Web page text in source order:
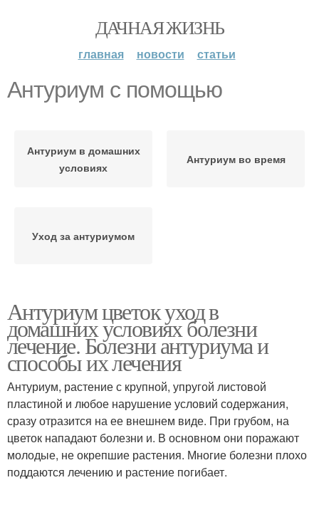
ДАЧНАЯ ЖИЗНЬ
главная новости статьи
Антуриум с помощью
Антуриум в домашних
условиях
Антуриум во время
Уход за антуриумом
Антуриум цветок уход в
домашних условиях болезни
лечение. Болезни антуриума и
способы их лечения
Антуриум, растение с крупной, упругой листовой
пластиной и любое нарушение условий содержания,
сразу отразится на ее внешнем виде. При грубом, на
цветок нападают болезни и. В основном они поражают
молодые, не окрепшие растения. Многие болезни плохо
поддаются лечению и растение погибает.